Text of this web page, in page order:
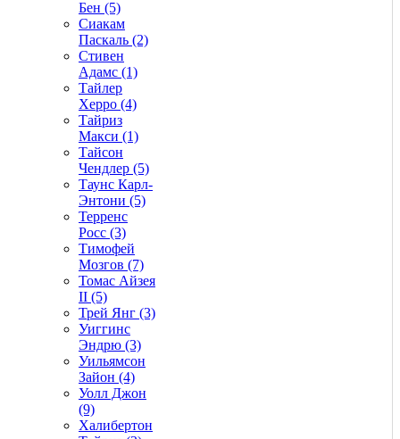
Бен (5)
Сиакам
Паскаль (2)
Стивен
Адамс (1)
Тайлер
Херро (4)
Тайриз
Макси (1)
Тайсон
Чендлер (5)
Таунс Карл-
Энтони (5)
Терренс
Росс (3)
Тимофей
Мозгов (7)
Томас Айзея
II (5)
Трей Янг (3)
Уиггинс
Эндрю (3)
Уильямсон
Зайон (4)
Уолл Джон
(9)
Халибертон